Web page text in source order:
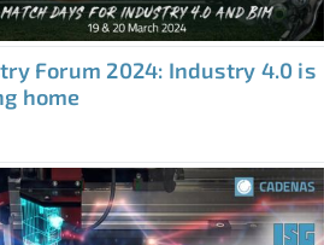
Forum 2024: Industry 4.0 is
home